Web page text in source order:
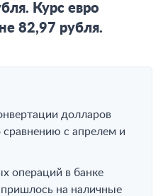
Курс евро
82,97 рубля.
долларов
сравнению с апрелем и
операций в банке
пришлось на наличные